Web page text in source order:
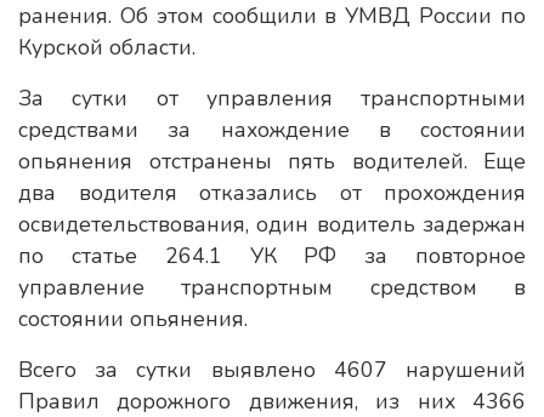
ранения. Об этом сообщили в УМВД России по
Курской области.
За сутки от управления транспортными
средствами за нахождение в состоянии
опьянения отстранены пять водителей. Еще
два водителя отказались от прохождения
освидетельствования, один водитель задержан
по статье 264.1 УК РФ за повторное
управление транспортным средством в
состоянии опьянения.
Всего за сутки выявлено 4607 нарушений
Правил дорожного движения, из них 4366